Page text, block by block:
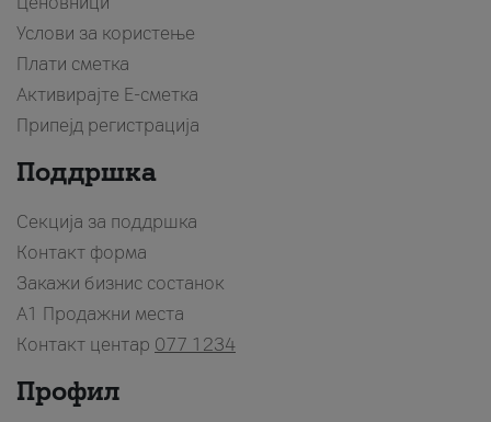
Услови за користење
Плати сметка
Активирајте Е-сметка
Припејд регистрација
Поддршка
Секција за поддршка
Контакт форма
Закажи бизнис состанок
A1 Продажни места
Контакт центар 077 1234
Профил